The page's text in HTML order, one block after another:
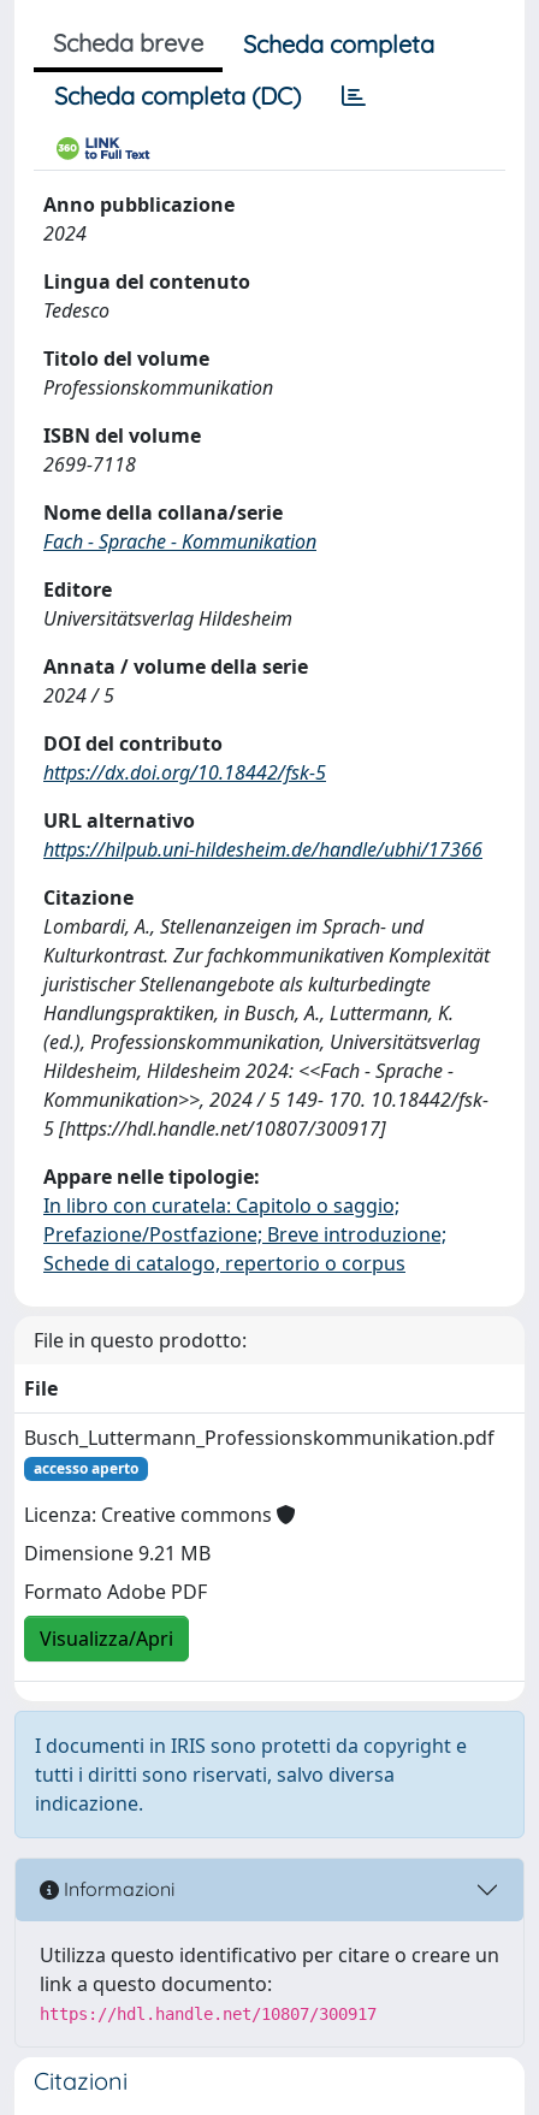
Scheda breve
Scheda completa
Scheda completa (DC)
Anno pubblicazione
2024
Lingua del contenuto
Tedesco
Titolo del volume
Professionskommunikation
ISBN del volume
2699-7118
Nome della collana/serie
Fach - Sprache - Kommunikation
Editore
Universitätsverlag Hildesheim
Annata / volume della serie
2024 / 5
DOI del contributo
https://dx.doi.org/10.18442/fsk-5
URL alternativo
https://hilpub.uni-hildesheim.de/handle/ubhi/17366
Citazione
Lombardi, A., Stellenanzeigen im Sprach- und
Kulturkontrast. Zur fachkommunikativen Komplexität
juristischer Stellenangebote als kulturbedingte
Handlungspraktiken, in Busch, A., Luttermann, K.
(ed.), Professionskommunikation, Universitätsverlag
Hildesheim, Hildesheim 2024: <<Fach - Sprache -
Kommunikation>>, 2024 / 5 149- 170. 10.18442/fsk-
5 [https://hdl.handle.net/10807/300917]
Appare nelle tipologie:
In libro con curatela: Capitolo o saggio;
Prefazione/Postfazione; Breve introduzione;
Schede di catalogo, repertorio o corpus
File in questo prodotto:
File
Busch_Luttermann_Professionskommunikation.pdf
accesso aperto
Licenza: Creative commons
Dimensione 9.21 MB
Formato Adobe PDF
Visualizza/Apri
I documenti in IRIS sono protetti da copyright e
tutti i diritti sono riservati, salvo diversa
indicazione.
Informazioni
Utilizza questo identificativo per citare o creare un
link a questo documento:
https://hdl.handle.net/10807/300917
Citazioni